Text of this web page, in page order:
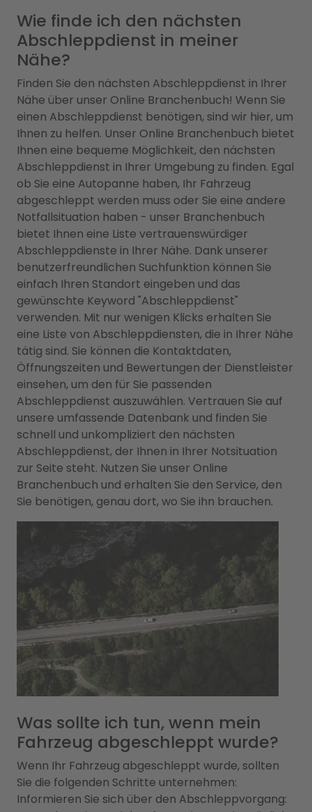
Wie finde ich den nächsten
Abschleppdienst in meiner
Nähe?
Finden Sie den nächsten Abschleppdienst in Ihrer
Nähe über unser Online Branchenbuch! Wenn Sie
einen Abschleppdienst benötigen, sind wir hier, um
Ihnen zu helfen. Unser Online Branchenbuch bietet
Ihnen eine bequeme Möglichkeit, den nächsten
Abschleppdienst in Ihrer Umgebung zu finden. Egal
ob Sie eine Autopanne haben, Ihr Fahrzeug
abgeschleppt werden muss oder Sie eine andere
Notfallsituation haben - unser Branchenbuch
bietet Ihnen eine Liste vertrauenswürdiger
Abschleppdienste in Ihrer Nähe. Dank unserer
benutzerfreundlichen Suchfunktion können Sie
einfach Ihren Standort eingeben und das
gewünschte Keyword "Abschleppdienst"
verwenden. Mit nur wenigen Klicks erhalten Sie
eine Liste von Abschleppdiensten, die in Ihrer Nähe
tätig sind. Sie können die Kontaktdaten,
Öffnungszeiten und Bewertungen der Dienstleister
einsehen, um den für Sie passenden
Abschleppdienst auszuwählen. Vertrauen Sie auf
unsere umfassende Datenbank und finden Sie
schnell und unkompliziert den nächsten
Abschleppdienst, der Ihnen in Ihrer Notsituation
zur Seite steht. Nutzen Sie unser Online
Branchenbuch und erhalten Sie den Service, den
Sie benötigen, genau dort, wo Sie ihn brauchen.
Was sollte ich tun, wenn mein
Fahrzeug abgeschleppt wurde?
Wenn Ihr Fahrzeug abgeschleppt wurde, sollten
Sie die folgenden Schritte unternehmen:
Informieren Sie sich über den Abschleppvorgang: